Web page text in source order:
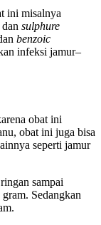
ini misalnya
dan sulphure
benzoic
infeksi jamur–
obat ini
obat ini juga bisa
seperti jamur
sampai
Sedangkan